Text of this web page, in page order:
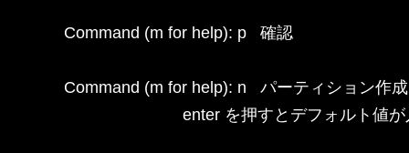
  Command (m for help): p   確認
  Command (m for help): n   パーティション作成
enter を押すとデフォルト値